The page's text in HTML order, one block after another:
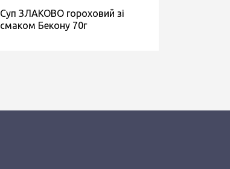
Суп ЗЛАКОВО гороховий зі
смаком Бекону 70г